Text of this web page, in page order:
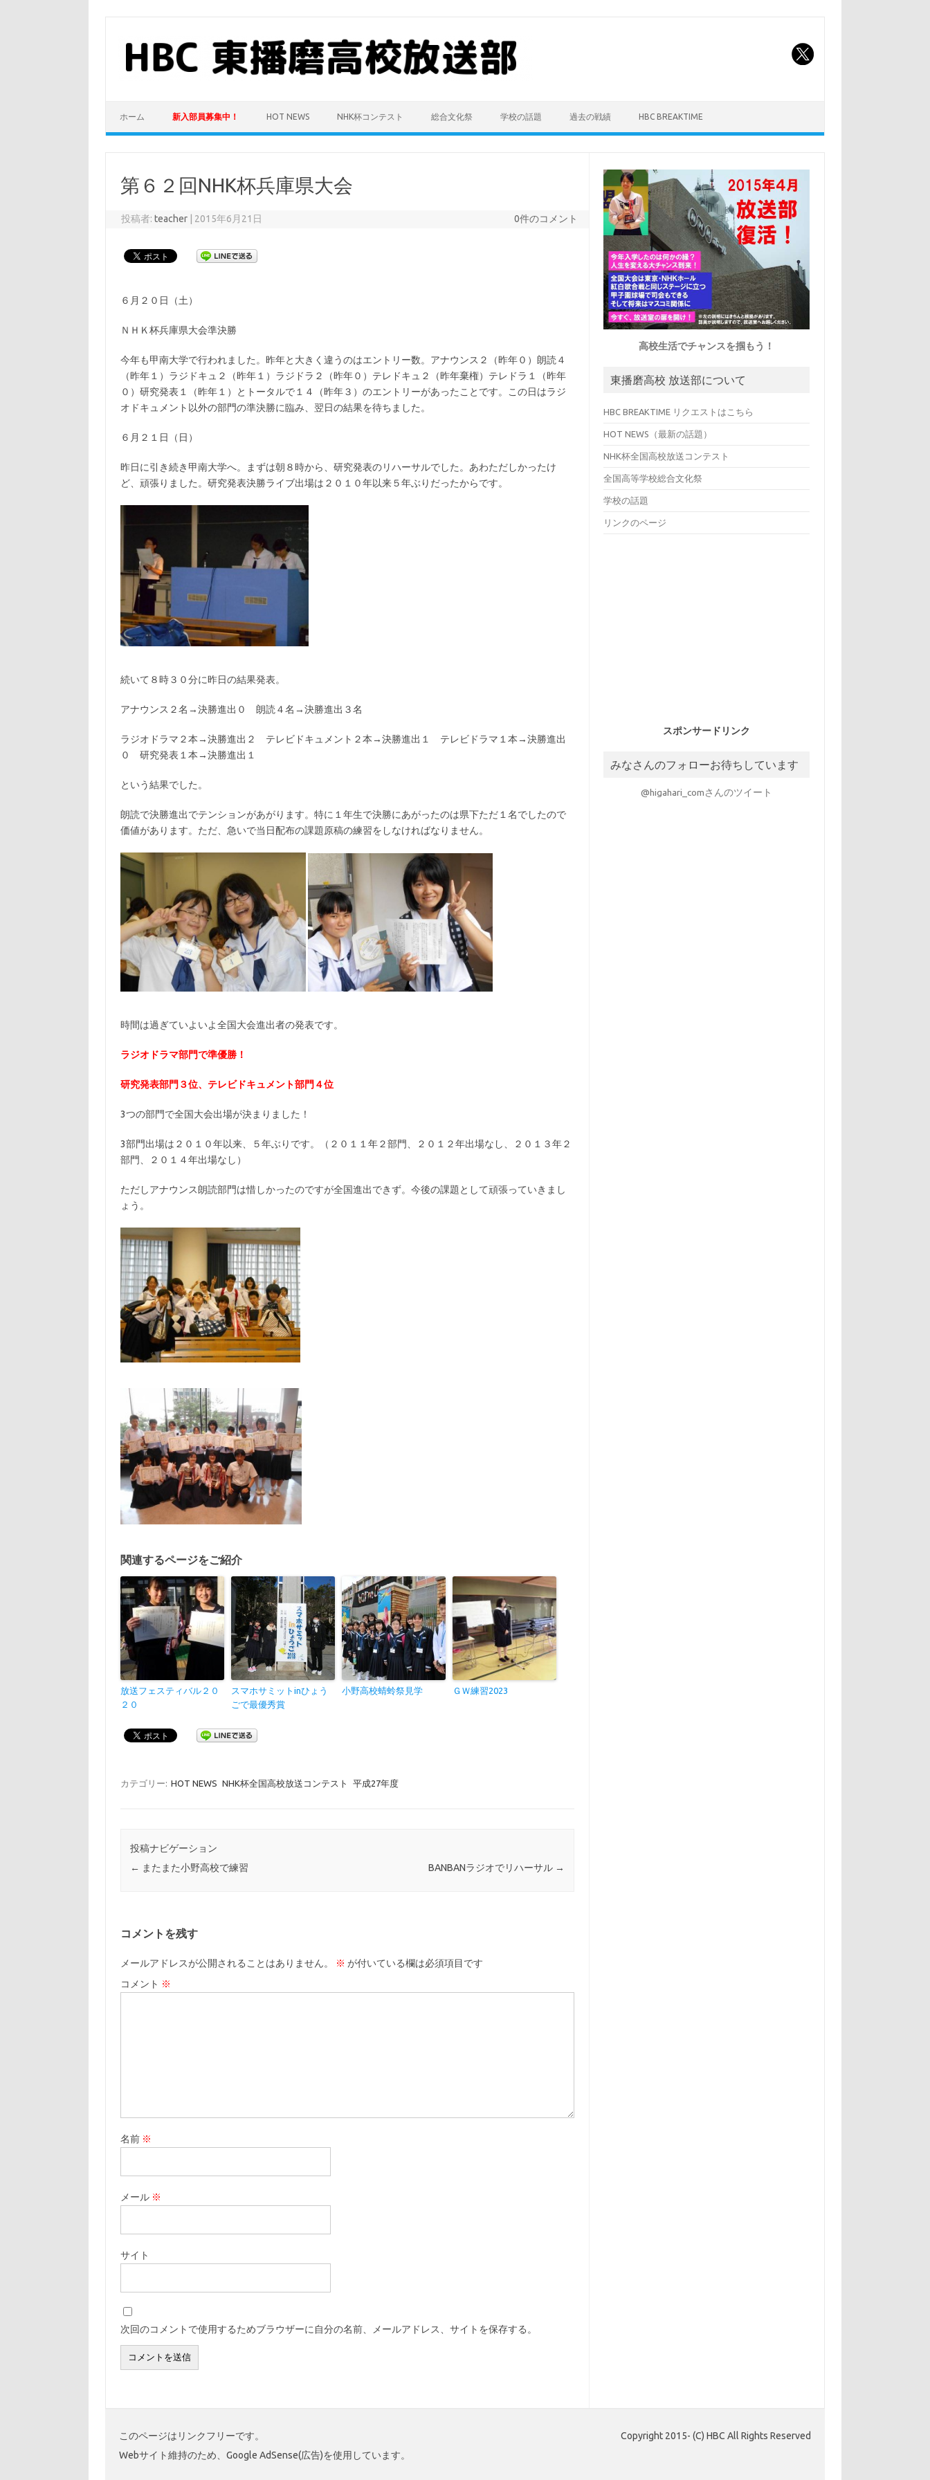
ホーム 新入部員募集中！ HOT NEWS NHK杯コンテスト 総合文化祭 学校の話題 過去の戦績 HBC BREAKTIME
第６２回NHK杯兵庫県大会
投稿者:teacher 2015年6月21日 0件のコメント
６月２０日（土）
ＮＨＫ杯兵庫県大会準決勝
今年も甲南大学で行われました。昨年と大きく違うのはエントリー数。アナウンス２（昨年０）朗読４
（昨年１）ラジドキュ２（昨年１）ラジドラ２（昨年０）テレドキュ２（昨年棄権）テレドラ１（昨年
０）研究発表１（昨年１）とトータルで１４（昨年３）のエントリーがあったことです。この日はラジ
オドキュメント以外の部門の準決勝に臨み、翌日の結果を待ちました。
６月２１日（日）
昨日に引き続き甲南大学へ。まずは朝８時から、研究発表のリハーサルでした。あわただしかったけ
ど、頑張りました。研究発表決勝ライブ出場は２０１０年以来５年ぶりだったからです。
続いて８時３０分に昨日の結果発表。
アナウンス２名→決勝進出０ 朗読４名→決勝進出３名
ラジオドラマ２本→決勝進出２ テレビドキュメント２本→決勝進出１ テレビドラマ１本→決勝進出
０ 研究発表１本→決勝進出１
という結果でした。
朗読で決勝進出でテンションがあがります。特に１年生で決勝にあがったのは県下ただ１名でしたので
価値があります。ただ、急いで当日配布の課題原稿の練習をしなければなりません。
時間は過ぎていよいよ全国大会進出者の発表です。
ラジオドラマ部門で準優勝！
研究発表部門３位、テレビドキュメント部門４位
3つの部門で全国大会出場が決まりました！
3部門出場は２０１０年以来、５年ぶりです。（２０１１年２部門、２０１２年出場なし、２０１３年２
部門、２０１４年出場なし）
ただしアナウンス朗読部門は惜しかったのですが全国進出できず。今後の課題として頑張っていきまし
ょう。
関連するページをご紹介
放送フェスティバル２０
２０
スマホサミットinひょう
ごで最優秀賞
小野高校蜻蛉祭見学 ＧＷ練習2023
カテゴリー: HOT NEWS NHK杯全国高校放送コンテスト 平成27年度
投稿ナビゲーション
← またまた小野高校で練習 BANBANラジオでリハーサル →
コメントを残す
メールアドレスが公開されることはありません。 ※ が付いている欄は必須項目です
コメント ※
名前 ※
メール ※
サイト
次回のコメントで使用するためブラウザーに自分の名前、メールアドレス、サイトを保存する。
高校生活でチャンスを掴もう！
東播磨高校 放送部について
HBC BREAKTIME リクエストはこちら
HOT NEWS（最新の話題）
NHK杯全国高校放送コンテスト
全国高等学校総合文化祭
学校の話題
リンクのページ
スポンサードリンク
みなさんのフォローお待ちしています
@higahari_comさんのツイート
このページはリンクフリーです。
Webサイト維持のため、Google AdSense(広告)を使用しています。
Copyright 2015- (C) HBC All Rights Reserved